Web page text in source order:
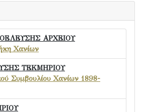
ΑΡΧΕΙΟΥ
Χανίων
ΤΕΚΜΗΡΙΟΥ
Συμβουλίου Χανίων 1898-